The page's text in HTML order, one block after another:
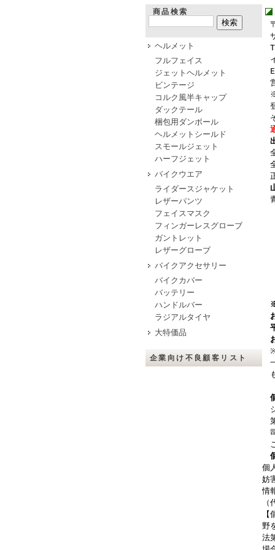
商品検索
ヘルメット
フルフェイス
ジェットヘルメット
ビンテージ
コルク風半キャップ
ダックテール
梱包用ダンボール
ヘルメットシールド
スモールジェット
ハーフジェット
バイクウエア
ライダースジャケット
レザーパンツ
フェイスマスク
フィンガーレスグローブ
ガントレット
レザーグローブ
バイクアクセサリー
バイクカバー
バッテリー
ハンドルバー
ラジアルタイヤ
大特価品
企業向け不良顧客リスト
※
個
妨
情
野
法